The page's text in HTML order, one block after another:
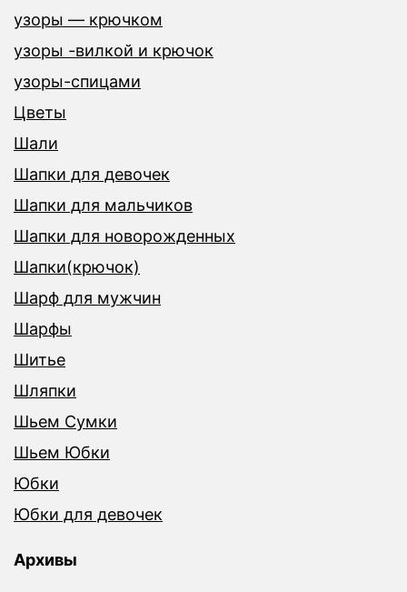
узоры — крючком
узоры -вилкой и крючок
узоры-спицами
Цветы
Шали
Шапки для девочек
Шапки для мальчиков
Шапки для новорожденных
Шапки(крючок)
Шарф для мужчин
Шарфы
Шитье
Шляпки
Шьем Сумки
Шьем Юбки
Юбки
Юбки для девочек
Архивы